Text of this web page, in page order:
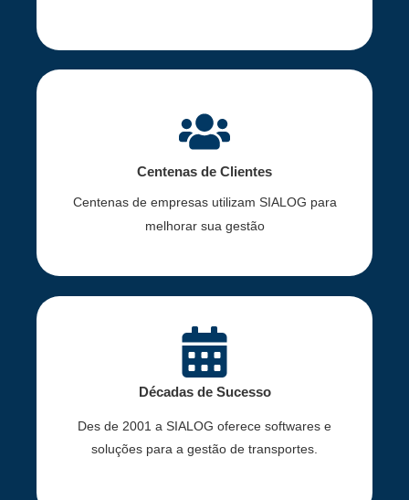
Centenas de Clientes
Centenas de empresas utilizam SIALOG para
melhorar sua gestão
Décadas de Sucesso
Des de 2001 a SIALOG oferece softwares e
soluções para a gestão de transportes.